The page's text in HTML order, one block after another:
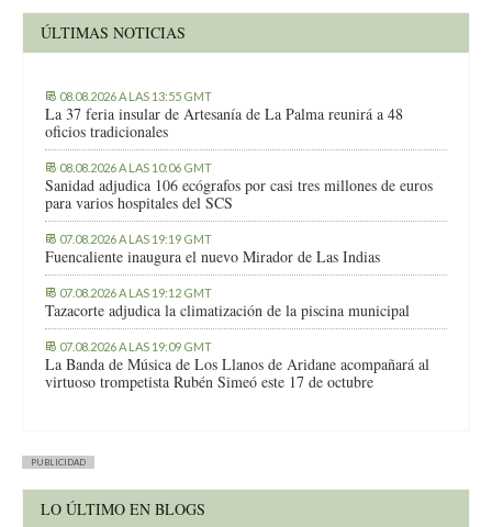
ÚLTIMAS NOTICIAS
08.08.2026 A LAS 13:55 GMT
La 37 feria insular de Artesanía de La Palma reunirá a 48
oficios tradicionales
08.08.2026 A LAS 10:06 GMT
Sanidad adjudica 106 ecógrafos por casi tres millones de euros
para varios hospitales del SCS
07.08.2026 A LAS 19:19 GMT
Fuencaliente inaugura el nuevo Mirador de Las Indias
07.08.2026 A LAS 19:12 GMT
Tazacorte adjudica la climatización de la piscina municipal
07.08.2026 A LAS 19:09 GMT
La Banda de Música de Los Llanos de Aridane acompañará al
virtuoso trompetista Rubén Simeó este 17 de octubre
PUBLICIDAD
LO ÚLTIMO EN BLOGS